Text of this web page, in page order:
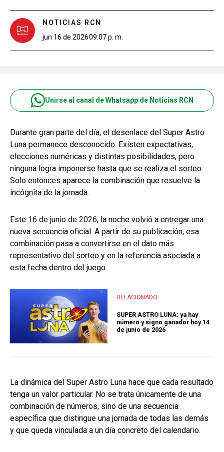
NOTICIAS RCN
jun 16 de 202609:07 p. m.
Unirse al canal de Whatsapp de Noticias RCN
Durante gran parte del día, el desenlace del Super Astro
Luna permanece desconocido. Existen expectativas,
elecciones numéricas y distintas posibilidades, pero
ninguna logra imponerse hasta que se realiza el sorteo.
Solo entonces aparece la combinación que resuelve la
incógnita de la jornada.
Este 16 de junio de 2026, la noche volvió a entregar una
nueva secuencia oficial. A partir de su publicación, esa
combinación pasa a convertirse en el dato más
representativo del sorteo y en la referencia asociada a
esta fecha dentro del juego.
RELACIONADO
SUPER ASTRO LUNA: ya hay
número y signo ganador hoy 14
de junio de 2026
La dinámica del Super Astro Luna hace que cada resultado
tenga un valor particular. No se trata únicamente de una
combinación de números, sino de una secuencia
específica que distingue una jornada de todas las demás
y que queda vinculada a un día concreto del calendario.